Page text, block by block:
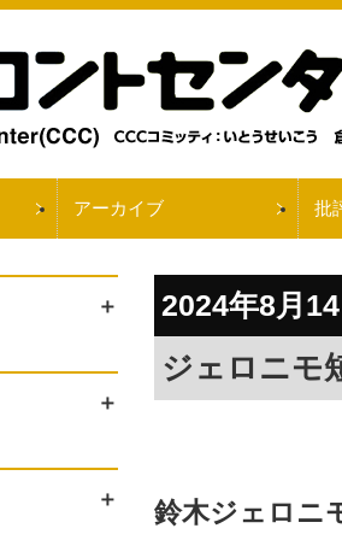
アーカイブ 批
2024年8月
ジェロニモ
鈴木ジェロニ